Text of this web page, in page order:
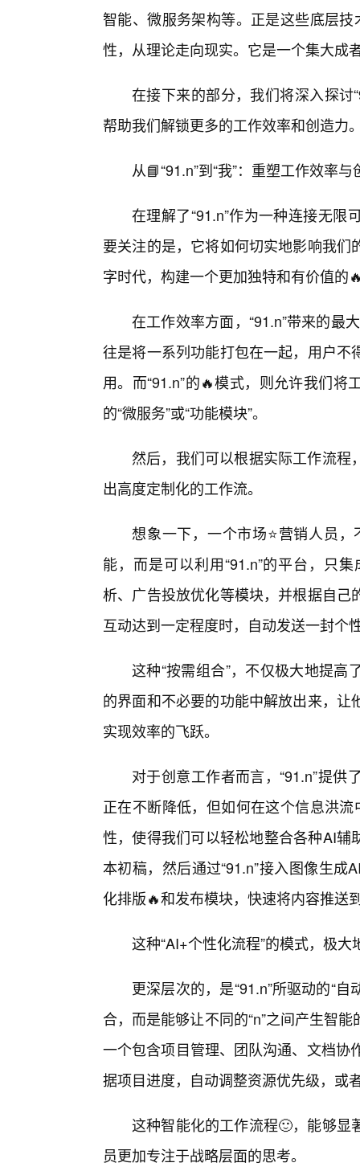
智能、微服务架构等。正是这些底层
性，从理论走向现实。它是一个集大成
在接下来的部分，我们将深入探讨
帮助我们解锁更多的工作效率和创造力
从📘“91.n”到“我”：重塑工作效率
在理解了“91.n”作为一种连接无
要关注的是，它将如何切实地影响我
字时代，构建一个更加独特和有价值的
在工作效率方面，“91.n”带来的最
往是将一系列功能打包在一起，用户
用。而“91.n”的🔥模式，则允许我们
的“微服务”或“功能模块”。
然后，我们可以根据实际工作流程
出高度定制化的工作流。
想象一下，一个市场⭐营销人员
能，而是可以利用“91.n”的平台，只
析、广告投放优化等模块，并根据自
互动达到一定程度时，自动发送一封个
这种“按需组合”，不仅极大地提
的界面和不必要的功能中解放出来，
实现效率的飞跃。
对于创意工作者而言，“91.n”提
正在不断降低，但如何在这个信息洪
性，使得我们可以轻松地整合各种AI
本初稿，然后通过“91.n”接入图像生
化排版🔥和发布模块，快速将内容推送
这种“AI+个性化流程”的模式，极
更深层次的，是“91.n”所驱动的“
合，而是能够让不同的“n”之间产生智
一个包含项目管理、团队沟通、文档协
据项目进度，自动调整资源优先级，或
这种智能化的工作流程🙂，能够显
员更加专注于战略层面的思考。